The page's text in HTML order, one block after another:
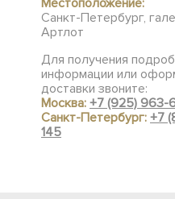
Местоположение:
Санкт-Петербург,
Артлот
Для получения
информации или
доставки звоните:
Москва: +7 (925) 963-
Санкт-Петербург: +7
145